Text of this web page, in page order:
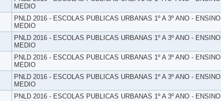
MEDIO
PNLD 2016 - ESCOLAS PUBLICAS URBANAS 1º A 3º ANO - ENSINO
MEDIO
PNLD 2016 - ESCOLAS PUBLICAS URBANAS 1º A 3º ANO - ENSINO
MEDIO
PNLD 2016 - ESCOLAS PUBLICAS URBANAS 1º A 3º ANO - ENSINO
MEDIO
PNLD 2016 - ESCOLAS PUBLICAS URBANAS 1º A 3º ANO - ENSINO
MEDIO
PNLD 2016 - ESCOLAS PUBLICAS URBANAS 1º A 3º ANO - ENSINO